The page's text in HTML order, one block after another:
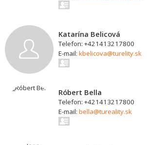
Katarína Belicová
Telefon: +421413217800
E-mail: kbelicova@turelity.sk
Róbert Bella
Telefon: +421413217800
E-mail: bella@tureality.sk